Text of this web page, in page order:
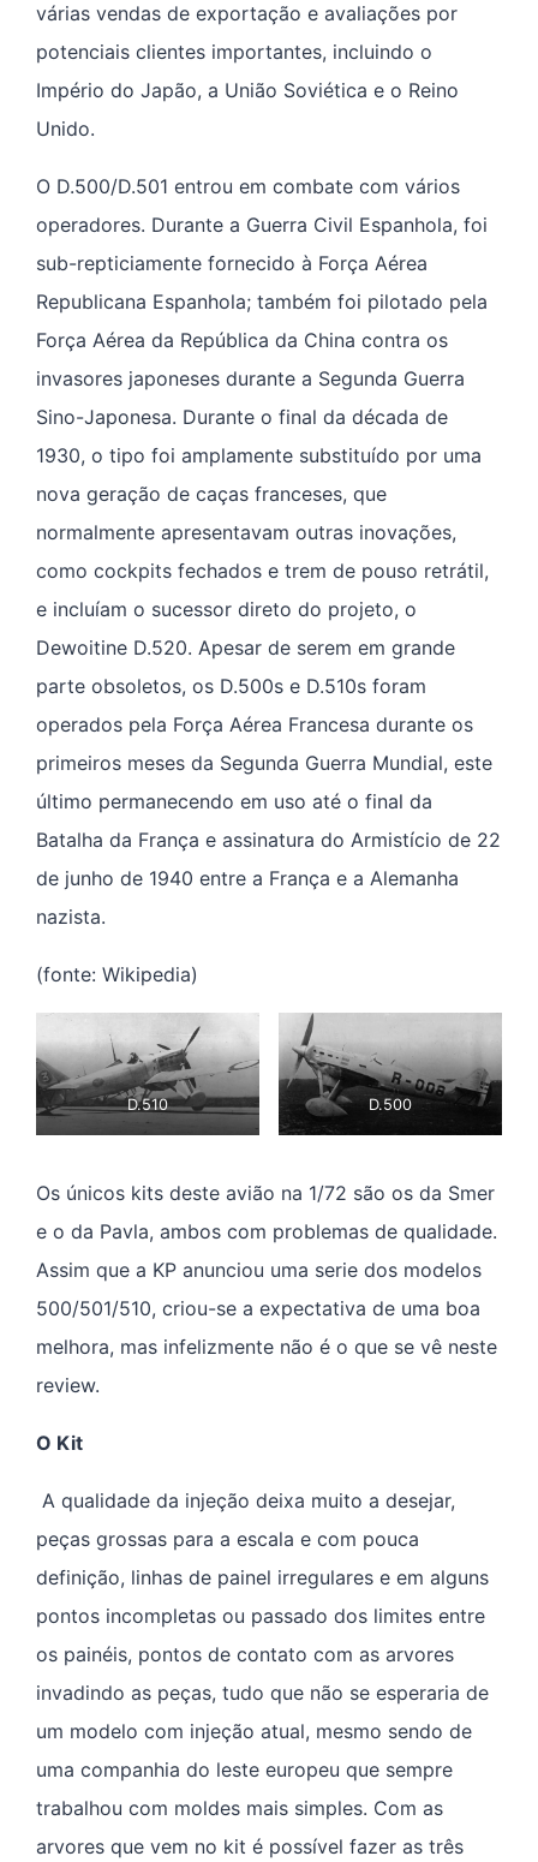
várias vendas de exportação e avaliações por
potenciais clientes importantes, incluindo o
Império do Japão, a União Soviética e o Reino
Unido.
O D.500/D.501 entrou em combate com vários
operadores. Durante a Guerra Civil Espanhola, foi
sub-repticiamente fornecido à Força Aérea
Republicana Espanhola; também foi pilotado pela
Força Aérea da República da China contra os
invasores japoneses durante a Segunda Guerra
Sino-Japonesa. Durante o final da década de
1930, o tipo foi amplamente substituído por uma
nova geração de caças franceses, que
normalmente apresentavam outras inovações,
como cockpits fechados e trem de pouso retrátil,
e incluíam o sucessor direto do projeto, o
Dewoitine D.520. Apesar de serem em grande
parte obsoletos, os D.500s e D.510s foram
operados pela Força Aérea Francesa durante os
primeiros meses da Segunda Guerra Mundial, este
último permanecendo em uso até o final da
Batalha da França e assinatura do Armistício de 22
de junho de 1940 entre a França e a Alemanha
nazista.
(fonte: Wikipedia)
D.510 D.500
Os únicos kits deste avião na 1/72 são os da Smer
e o da Pavla, ambos com problemas de qualidade.
Assim que a KP anunciou uma serie dos modelos
500/501/510, criou-se a expectativa de uma boa
melhora, mas infelizmente não é o que se vê neste
review.
O Kit
A qualidade da injeção deixa muito a desejar,
peças grossas para a escala e com pouca
definição, linhas de painel irregulares e em alguns
pontos incompletas ou passado dos limites entre
os painéis, pontos de contato com as arvores
invadindo as peças, tudo que não se esperaria de
um modelo com injeção atual, mesmo sendo de
uma companhia do leste europeu que sempre
trabalhou com moldes mais simples. Com as
arvores que vem no kit é possível fazer as três